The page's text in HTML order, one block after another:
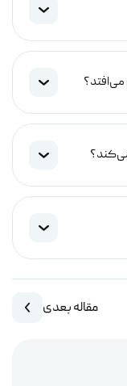
مقاله بعدی